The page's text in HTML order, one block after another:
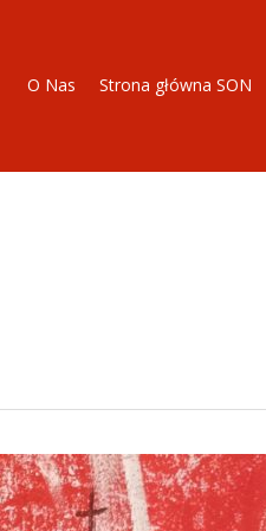
O Nas Strona główna SON